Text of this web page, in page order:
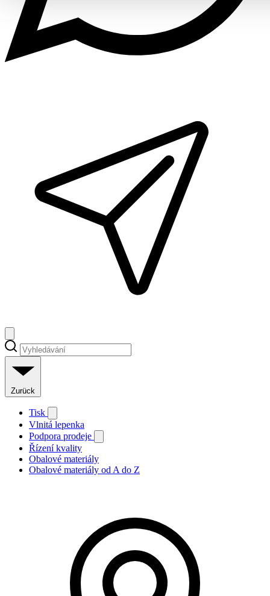
Zurück
Tisk
Vlnitá lepenka
Podpora prodeje
Řízení kvality
Obalové materiály
Obalové materiály od A do Z